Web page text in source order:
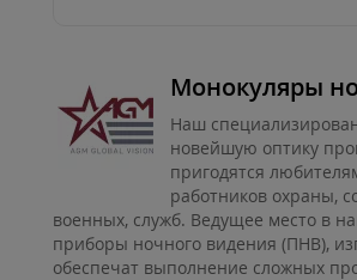
Монокуляры
Наш
новейшую оптику
пригодятся
работников охраны,
военных, служб. Ведущее место в
приборы ночного видения (ПНВ),
обеспечат выполнение сложных